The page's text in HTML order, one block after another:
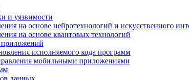
и уязвимости
на основе нейротехнологий и искусственного
на основе квантовых технологий
приложений
исполняемого кода программ
мобильными приложениями
данных